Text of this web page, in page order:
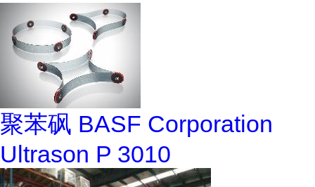
聚苯砜 BASF Corporation
Ultrason P 3010